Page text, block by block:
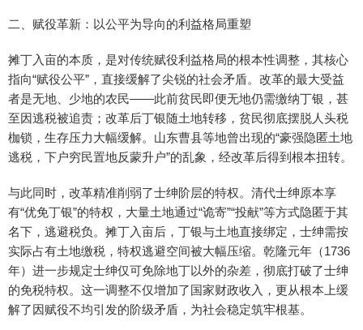
二、赋役革新：以公平为导向的利益格局重塑
摊丁入亩的本质，是对传统赋役利益格局的根本性调整，其核心
指向“赋役公平”，直接缓解了尖锐的社会矛盾。改革的最大受益
者是无地、少地的农民——此前贫民即便无地仍需缴纳丁银，甚
至因逃税被追责；改革后丁银随土地转移，贫民彻底摆脱人头税
枷锁，生存压力大幅缓解。山东曹县等地曾出现的“豪强隐匿土地
逃税，下户穷民置地反蒙升户”的乱象，经改革后得到根本扭转。
与此同时，改革精准削弱了士绅阶层的特权。清代士绅原本享
有“优免丁银”的特权，大量土地通过“诡寄”“投献”等方式隐匿于其
名下，逃避税负。摊丁入亩后，丁银与土地直接绑定，士绅需按
实际占有土地缴税，特权逃避空间被大幅压缩。乾隆元年（1736
年）进一步规定士绅仅可免除地丁以外的杂差，彻底打破了士绅
的免税特权。这一调整不仅增加了国家财政收入，更从根本上缓
解了因赋役不均引发的阶级矛盾，为社会稳定筑牢根基。